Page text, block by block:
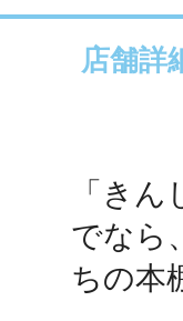
店舗詳
「き
でなら
ちの本